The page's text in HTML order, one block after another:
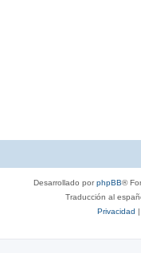
Desarrollado porphpBB®
Traducción al
Privacidad |